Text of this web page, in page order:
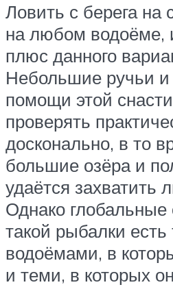
Ловить с берега на
на любом водоёме,
плюс данного
Небольшие ручьи
помощи этой
проверять
досконально, в то
большие озёра и
удаётся захватить
Однако глобальные
такой рыбалки
водоёмами, в
и теми, в которых